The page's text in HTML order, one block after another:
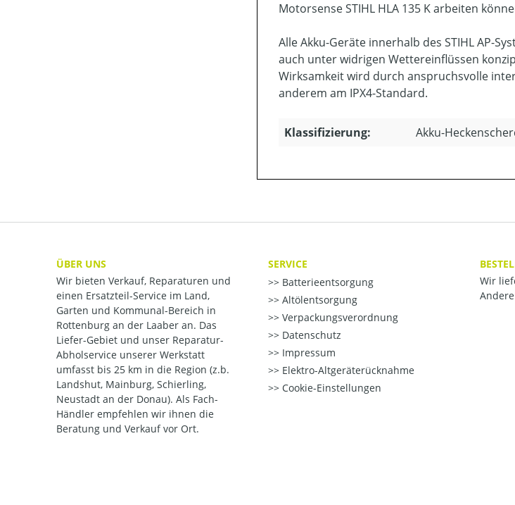
Motorsense STIHL HLA 135 K arbeiten
Alle Akku-Geräte innerhalb des STIHL AP-
auch unter widrigen Wettereinflüssen
Wirksamkeit wird durch anspruchsvolle
anderem am IPX4-Standard.
Klassifizierung: Akku-
ÜBER UNS
Wir bieten Verkauf, Reparaturen und
einen Ersatzteil-Service im Land,
Garten und Kommunal-Bereich in
Rottenburg an der Laaber an. Das
Liefer-Gebiet und unser Reparatur-
Abholservice unserer Werkstatt
umfasst bis 25 km in die Region (z.b.
Landshut, Mainburg, Schierling,
Neustadt an der Donau). Als Fach-
Händler empfehlen wir ihnen die
Beratung und Verkauf vor Ort.
SERVICE
Batterieentsorgung
Altölentsorgung
Verpackungsverordnung
Datenschutz
Impressum
Elektro-Altgeräterücknahme
Cookie-Einstellungen
Wir